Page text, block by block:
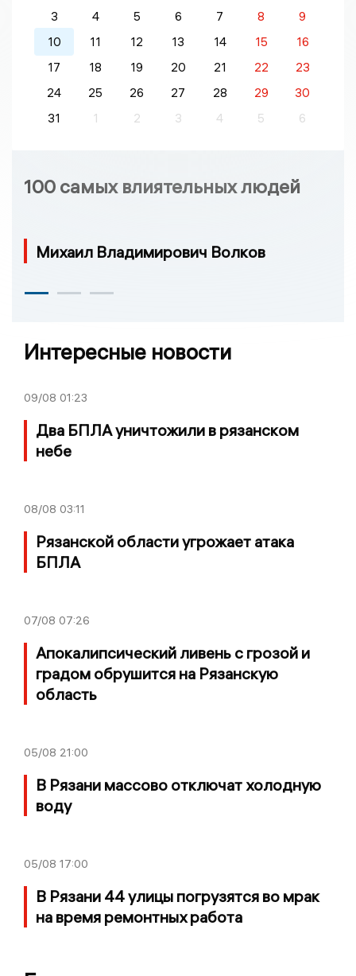
3
4 5 6 7 8
9
10
11 12 13 14 15
16
17
18 19 20 21 22
23
24
25 26 27 28 29
30
31
1 2 3 4 5 6
100 самых влиятельных людей
Михаил Владимирович Волков
Интересные новости
09/08 01:23
Два БПЛА уничтожили в рязанском
небе
08/08 03:11
Рязанской области угрожает атака
БПЛА
07/08 07:26
Апокалипсический ливень с грозой и
градом обрушится на Рязанскую
область
05/08 21:00
В Рязани массово отключат холодную
воду
05/08 17:00
В Рязани 44 улицы погрузятся во мрак
на время ремонтных работа